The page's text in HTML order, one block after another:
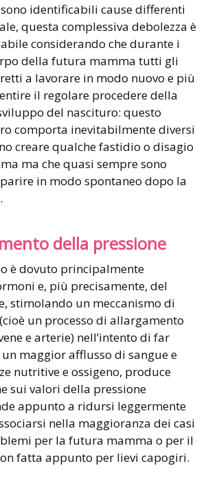
identificabili cause differenti
questa complessiva debolezza è
considerando che durante i
della futura mamma tutti gli
a lavorare in modo nuovo e più
il regolare procedere della
del nascituro: questo
comporta inevitabilmente diversi
creare qualche fastidio o disagio
ma che quasi sempre sono
in modo spontaneo dopo la
della pressione
è dovuto principalmente
e, più precisamente, del
stimolando un meccanismo di
un processo di allargamento
e arterie) nell’intento di far
maggior afflusso di sangue e
nutritive e ossigeno, produce
sui valori della pressione
appunto a ridursi leggermente
nella maggioranza dei casi
per la futura mamma o per il
fatta appunto per lievi capogiri.